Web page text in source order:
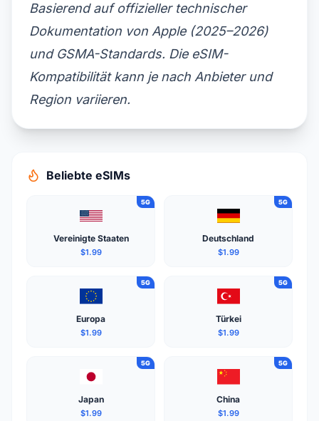
Basierend auf offizieller technischer
Dokumentation von Apple (2025–2026)
und GSMA-Standards. Die eSIM-
Kompatibilität kann je nach Anbieter und
Region variieren.
Beliebte eSIMs
5G
Vereinigte Staaten
$1.99
5G
Deutschland
$1.99
5G
Europa
$1.99
5G
Türkei
$1.99
5G
Japan
$1.99
5G
China
$1.99